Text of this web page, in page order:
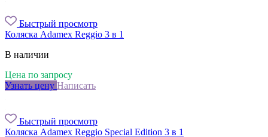
Быстрый просмотр
Коляска Adamex Reggio 3 в 1
В наличии
Цена по запросу
Узнать цену Написать
Быстрый просмотр
Коляска Adamex Reggio Special Edition 3 в 1